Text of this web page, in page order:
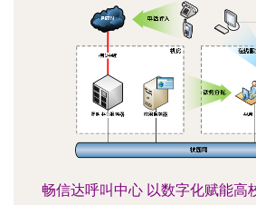
畅信达呼叫中心 以数字化赋能高